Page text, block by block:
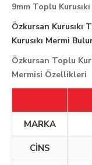
9mm Toplu
Özkursan Kurusıkı
Kurusıkı Mermi
Özkursan Toplu
Mermisi Özellikleri
MARKA
CİNS